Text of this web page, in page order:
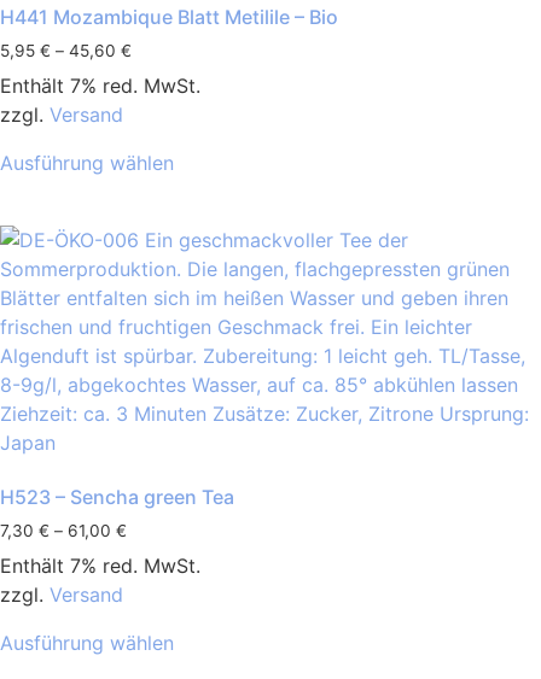
H441 Mozambique Blatt Metilile – Bio
5,95 € – 45,60 €
Enthält 7% red. MwSt.
zzgl. Versand
Ausführung wählen
H523 – Sencha green Tea
7,30 € – 61,00 €
Enthält 7% red. MwSt.
zzgl. Versand
Ausführung wählen